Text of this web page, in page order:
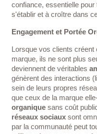
confiance, essentielle
s'établir et à croître dans
Engagement et Portée
Lorsque vos clients
marque, ils ne sont plus
deviennent de véritables
génèrent des interactions
sein de leurs propres
que ceux de la marque
organique sans coût
réseaux sociaux sont
par la communauté peut